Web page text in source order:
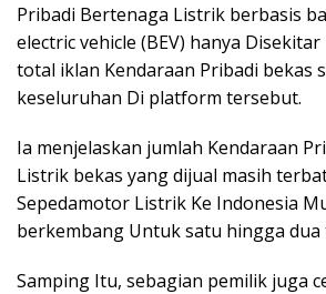
Pribadi Bertenaga Listrik berbasis
electric vehicle (BEV) hanya
total iklan Kendaraan Pribadi bekas
keseluruhan Di platform tersebut.
Ia menjelaskan jumlah Kendaraan
Listrik bekas yang dijual masih
Sepedamotor Listrik Ke Indonesia
berkembang Untuk satu hingga
Samping Itu, sebagian pemilik juga